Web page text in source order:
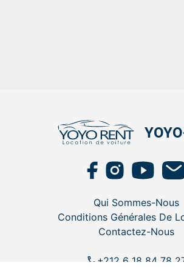
Qui Sommes-Nous
Conditions Générales De
Contactez-Nous
call+212 6 18 84 78